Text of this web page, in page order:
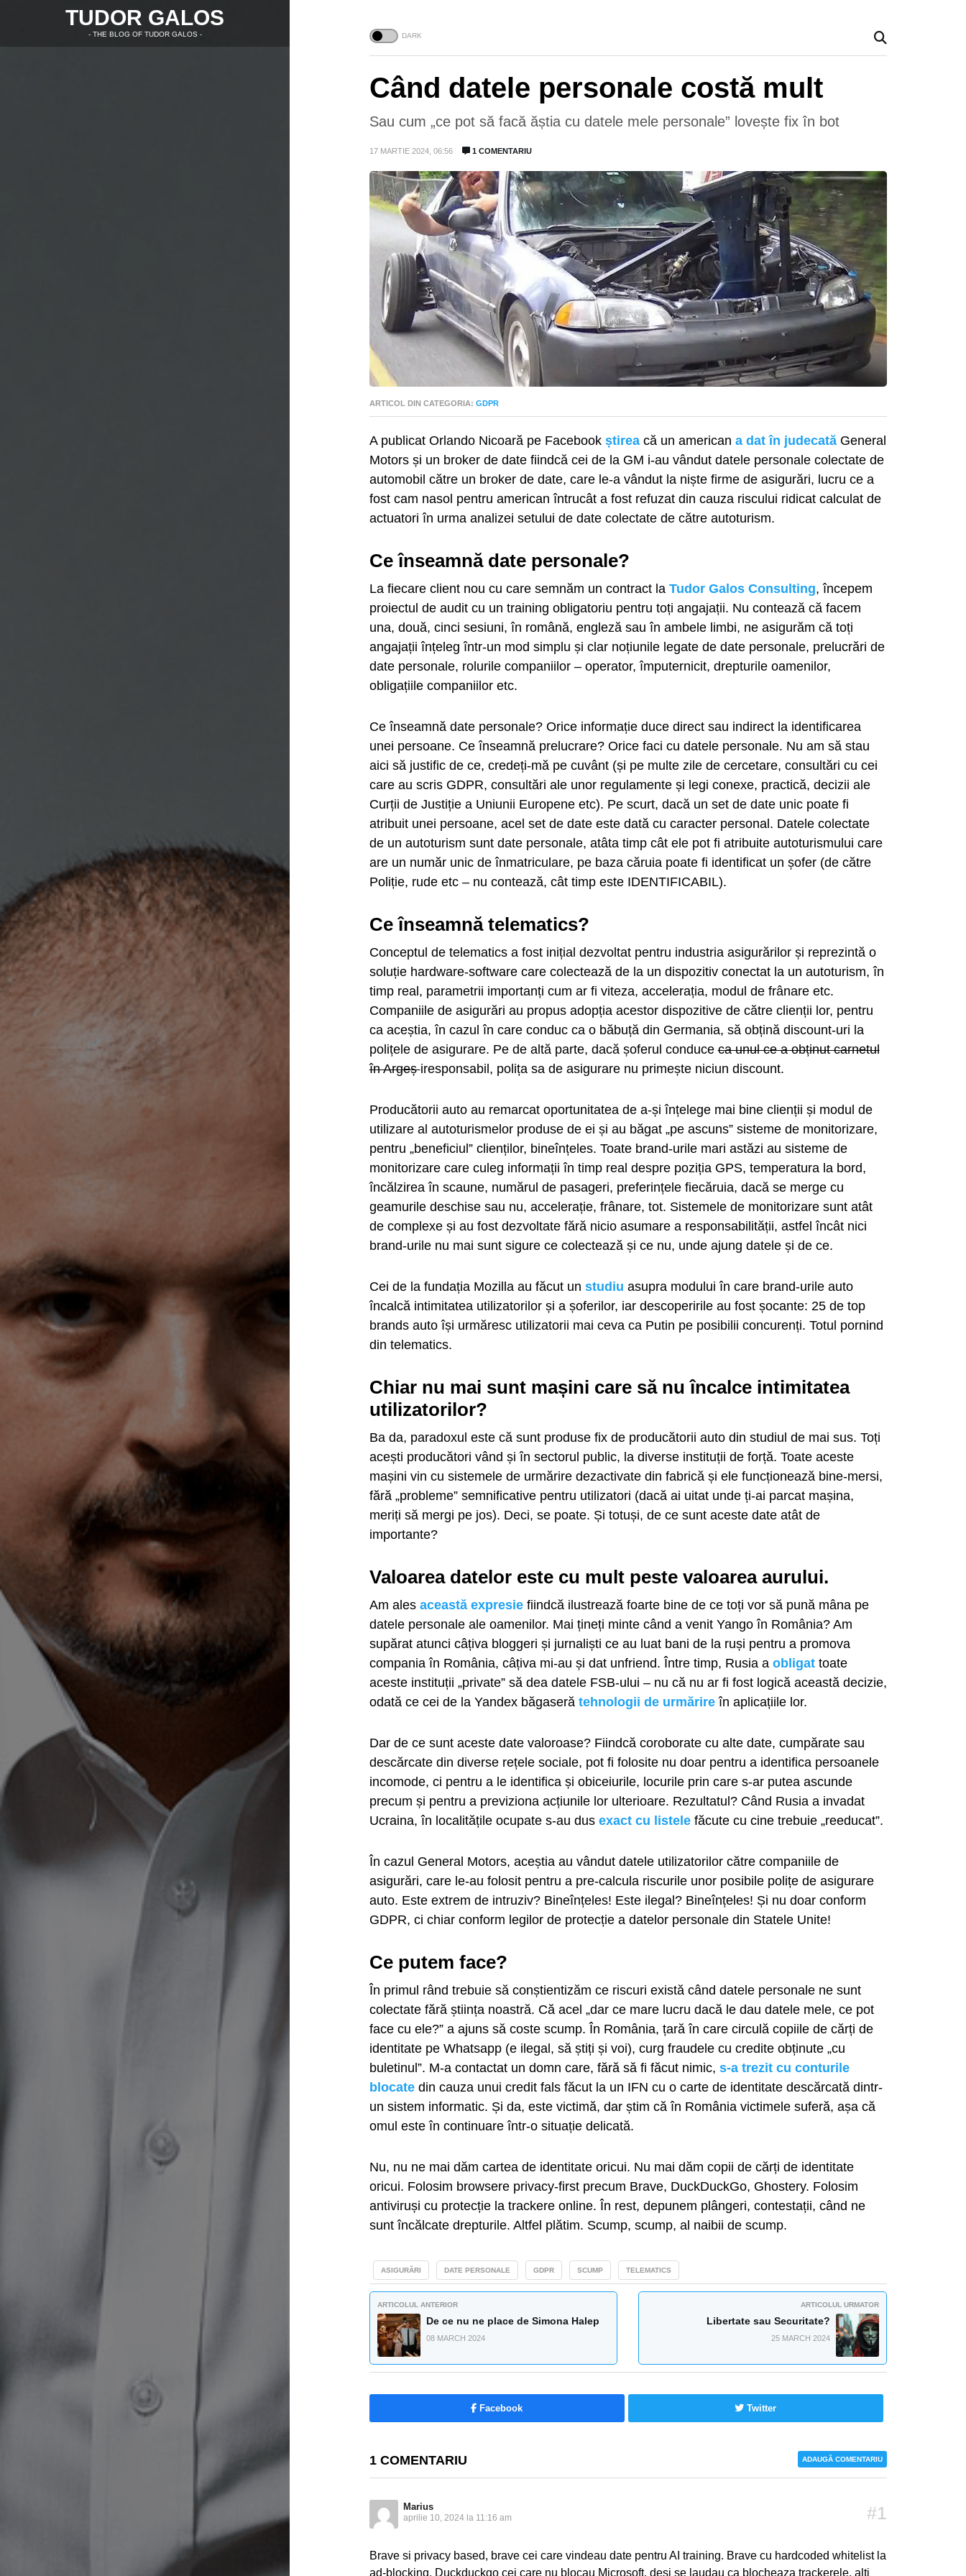
TUDOR GALOS
- THE BLOG OF TUDOR GALOS -
Când datele personale costă mult
Sau cum „ce pot să facă ăștia cu datele mele personale” lovește fix în bot
17 MARTIE 2024, 06:56 1 COMENTARIU
ARTICOL DIN CATEGORIA: GDPR
A publicat Orlando Nicoară pe Facebook știreacă un american a dat în judecatăGeneral
Motors și un broker de date fiindcă cei de la GM i-au vândut datele personale colectate de
automobil către un broker de date, care le-a vândut la niște firme de asigurări, lucru ce a
fost cam nasol pentru american întrucât a fost refuzat din cauza riscului ridicat calculat de
actuatori în urma analizei setului de date colectate de către autoturism.
Ce înseamnă date personale?
La fiecare client nou cu care semnăm un contract la Tudor Galos Consulting, începem
proiectul de audit cu un training obligatoriu pentru toți angajații. Nu contează că facem
una, două, cinci sesiuni, în română, engleză sau în ambele limbi, ne asigurăm că toți
angajații înțeleg într-un mod simplu și clar noțiunile legate de date personale, prelucrări de
date personale, rolurile companiilor – operator, împuternicit, drepturile oamenilor,
obligațiile companiilor etc.
Ce înseamnă date personale? Orice informație duce direct sau indirect la identificarea
unei persoane. Ce înseamnă prelucrare? Orice faci cu datele personale. Nu am să stau
aici să justific de ce, credeți-mă pe cuvânt (și pe multe zile de cercetare, consultări cu cei
care au scris GDPR, consultări ale unor regulamente și legi conexe, practică, decizii ale
Curții de Justiție a Uniunii Europene etc). Pe scurt, dacă un set de date unic poate fi
atribuit unei persoane, acel set de date este dată cu caracter personal. Datele colectate
de un autoturism sunt date personale, atâta timp cât ele pot fi atribuite autoturismului care
are un număr unic de înmatriculare, pe baza căruia poate fi identificat un șofer (de către
Poliție, rude etc – nu contează, cât timp este IDENTIFICABIL).
Ce înseamnă telematics?
Conceptul de telematics a fost inițial dezvoltat pentru industria asigurărilor și reprezintă o
soluție hardware-software care colectează de la un dispozitiv conectat la un autoturism, în
timp real, parametrii importanți cum ar fi viteza, accelerația, modul de frânare etc.
Companiile de asigurări au propus adopția acestor dispozitive de către clienții lor, pentru
ca aceștia, în cazul în care conduc ca o băbuță din Germania, să obțină discount-uri la
polițele de asigurare. Pe de altă parte, dacă șoferul conduceca unul ce a obținut carnetul
în Argeșiresponsabil, polița sa de asigurare nu primește niciun discount.
Producătorii auto au remarcat oportunitatea de a-și înțelege mai bine clienții și modul de
utilizare al autoturismelor produse de ei și au băgat „pe ascuns” sisteme de monitorizare,
pentru „beneficiul” clienților, bineînțeles. Toate brand-urile mari astăzi au sisteme de
monitorizare care culeg informații în timp real despre poziția GPS, temperatura la bord,
încălzirea în scaune, numărul de pasageri, preferințele fiecăruia, dacă se merge cu
geamurile deschise sau nu, accelerație, frânare, tot. Sistemele de monitorizare sunt atât
de complexe și au fost dezvoltate fără nicio asumare a responsabilității, astfel încât nici
brand-urile nu mai sunt sigure ce colectează și ce nu, unde ajung datele și de ce.
Cei de la fundația Mozilla au făcut un studiu asupra modului în care brand-urile auto
încalcă intimitatea utilizatorilor și a șoferilor, iar descoperirile au fost șocante: 25 de top
brands auto își urmăresc utilizatorii mai ceva ca Putin pe posibilii concurenți. Totul pornind
din telematics.
Chiar nu mai sunt mașini care să nu încalce intimitatea
utilizatorilor?
Ba da, paradoxul este că sunt produse fix de producătorii auto din studiul de mai sus. Toți
acești producători vând și în sectorul public, la diverse instituții de forță. Toate aceste
mașini vin cu sistemele de urmărire dezactivate din fabrică și ele funcționează bine-mersi,
fără „probleme” semnificative pentru utilizatori (dacă ai uitat unde ți-ai parcat mașina,
meriți să mergi pe jos). Deci, se poate. Și totuși, de ce sunt aceste date atât de
importante?
Valoarea datelor este cu mult peste valoarea aurului.
Am ales această expresiefiindcă ilustrează foarte bine de ce toți vor să pună mâna pe
datele personale ale oamenilor. Mai țineți minte când a venit Yango în România? Am
supărat atunci câțiva bloggeri și jurnaliști ce au luat bani de la ruși pentru a promova
compania în România, câțiva mi-au și dat unfriend. Între timp, Rusia a obligattoate
aceste instituții „private” să dea datele FSB-ului – nu că nu ar fi fost logică această decizie,
odată ce cei de la Yandex băgaseră tehnologii de urmărireîn aplicațiile lor.
Dar de ce sunt aceste date valoroase? Fiindcă coroborate cu alte date, cumpărate sau
descărcate din diverse rețele sociale, pot fi folosite nu doar pentru a identifica persoanele
incomode, ci pentru a le identifica și obiceiurile, locurile prin care s-ar putea ascunde
precum și pentru a previziona acțiunile lor ulterioare. Rezultatul? Când Rusia a invadat
Ucraina, în localitățile ocupate s-au dus exact cu listelefăcute cu cine trebuie „reeducat”.
În cazul General Motors, aceștia au vândut datele utilizatorilor către companiile de
asigurări, care le-au folosit pentru a pre-calcula riscurile unor posibile polițe de asigurare
auto. Este extrem de intruziv? Bineînțeles! Este ilegal? Bineînțeles! Și nu doar conform
GDPR, ci chiar conform legilor de protecție a datelor personale din Statele Unite!
Ce putem face?
În primul rând trebuie să conștientizăm ce riscuri există când datele personale ne sunt
colectate fără știința noastră. Că acel „dar ce mare lucru dacă le dau datele mele, ce pot
face cu ele?” a ajuns să coste scump. În România, țară în care circulă copiile de cărți de
identitate pe Whatsapp (e ilegal, să știți și voi), curg fraudele cu credite obținute „cu
buletinul”. M-a contactat un domn care, fără să fi făcut nimic, s-a trezit cu conturile
blocatedin cauza unui credit fals făcut la un IFN cu o carte de identitate descărcată dintr-
un sistem informatic. Și da, este victimă, dar știm că în România victimele suferă, așa că
omul este în continuare într-o situație delicată.
Nu, nu ne mai dăm cartea de identitate oricui. Nu mai dăm copii de cărți de identitate
oricui. Folosim browsere privacy-first precum Brave, DuckDuckGo, Ghostery. Folosim
antiviruși cu protecție la trackere online. În rest, depunem plângeri, contestații, când ne
sunt încălcate drepturile. Altfel plătim. Scump, scump, al naibii de scump.
ASIGURĂRI DATE PERSONALE GDPR SCUMP TELEMATICS
ARTICOLUL ANTERIOR
De ce nu ne place de Simona Halep
08 MARCH 2024
ARTICOLUL URMATOR
Libertate sau Securitate?
25 MARCH 2024
Facebook Twitter
1 COMENTARIU ADAUGĂ COMENTARIU
#1
Marius
aprilie 10, 2024 la 11:16 am
Brave si privacy based, brave cei care vindeau date pentru AI training. Brave cu hardcoded whitelist la
ad-blocking. Duckduckgo cei care nu blocau Microsoft, desi se laudau ca blocheaza trackerele, alti